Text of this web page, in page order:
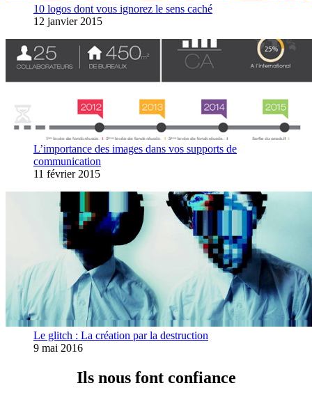
10 logos dont vous ignorez le sens caché
12 janvier 2015
L’importance des images dans vos supports de
communication
11 février 2015
Le glitch : La création par la destruction
9 mai 2016
Ils nous font confiance